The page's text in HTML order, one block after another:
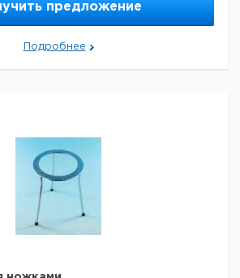
предложение
Подробнее